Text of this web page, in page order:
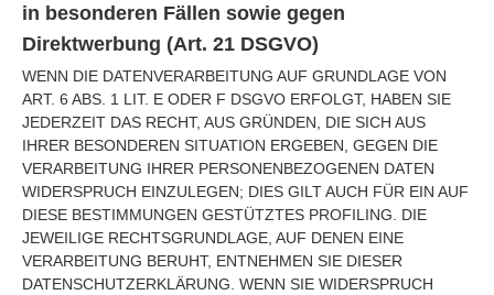
in besonderen Fällen sowie gegen
Direktwerbung (Art. 21 DSGVO)
WENN DIE DATENVERARBEITUNG AUF GRUNDLAGE VON
ART. 6 ABS. 1 LIT. E ODER F DSGVO ERFOLGT, HABEN SIE
JEDERZEIT DAS RECHT, AUS GRÜNDEN, DIE SICH AUS
IHRER BESONDEREN SITUATION ERGEBEN, GEGEN DIE
VERARBEITUNG IHRER PERSONENBEZOGENEN DATEN
WIDERSPRUCH EINZULEGEN; DIES GILT AUCH FÜR EIN AUF
DIESE BESTIMMUNGEN GESTÜTZTES PROFILING. DIE
JEWEILIGE RECHTSGRUNDLAGE, AUF DENEN EINE
VERARBEITUNG BERUHT, ENTNEHMEN SIE DIESER
DATENSCHUTZERKLÄRUNG. WENN SIE WIDERSPRUCH